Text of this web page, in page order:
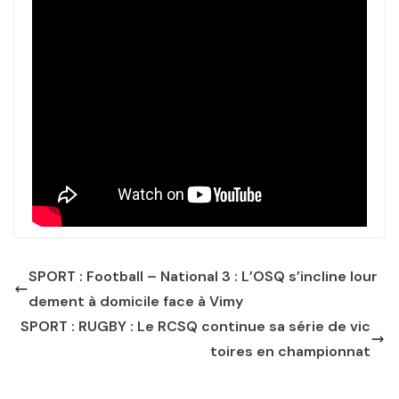
SPORT : Football – National 3 : L’OSQ s’incline lour
dement à domicile face à Vimy
SPORT : RUGBY : Le RCSQ continue sa série de vic
toires en championnat